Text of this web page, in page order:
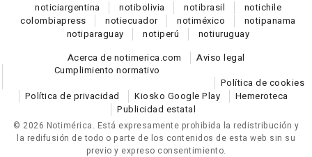
noticiargentina notibolivia notibrasil notichile
colombiapress notiecuador notiméxico notipanama
notiparaguay notiperú notiuruguay
Acerca de notimerica.com
Aviso legal
Cumplimiento normativo
Política de cookies
Política de privacidad
Kiosko Google Play
Hemeroteca
Publicidad estatal
© 2026 Notimérica. Está expresamente prohibida la redistribución y
la redifusión de todo o parte de los contenidos de esta web sin su
previo y expreso consentimiento.